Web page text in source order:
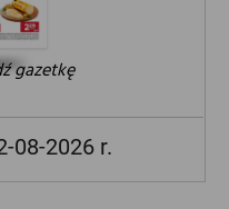
gazetkę
08-2026 r.